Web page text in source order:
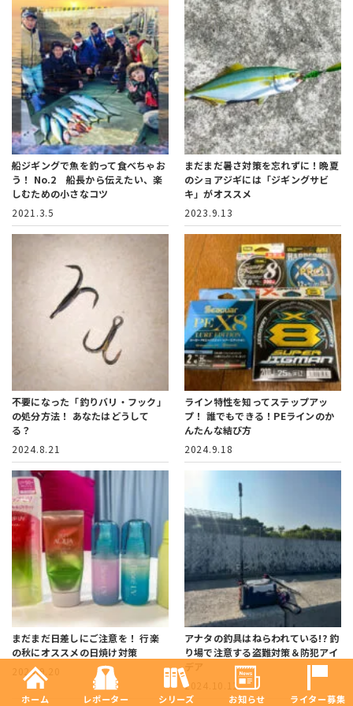
船ジギングで魚を釣って食べちゃお
う！ No.2 船長から伝えたい、楽
しむための小さなコツ
2021.3.5
まだまだ暑さ対策を忘れずに！晩夏
のショアジギには「ジギングサビ
キ」がオススメ
2023.9.13
不要になった「釣りバリ・フック」
の処分方法！ あなたはどうして
る？
2024.8.21
ライン特性を知ってステップアッ
プ！ 誰でもできる！PEラインのか
んたんな結び方
2024.9.18
まだまだ日差しにご注意を！行楽
の秋にオススメの日焼け対策
2024.9.20
アナタの釣具はねらわれている!?釣
り場で注意する盗難対策＆防犯アイ
2024.10.11
ホーム レポーター シリーズ お知らせ ライター募集